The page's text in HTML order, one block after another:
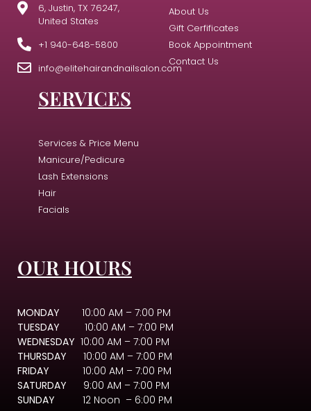
6, Justin, TX 76247,
United States
+1 940-648-5800
info@elitehairandnailsalon.com
About Us
Gift Cerfificates
Book Appointment
Contact Us
SERVICES
Services & Price Menu
Manicure/Pedicure
Lash Extensions
Hair
Facials
OUR HOURS
MONDAY 10:00 AM – 7:00 PM
TUESDAY
10:00 AM – 7:00 PM
WEDNESDAY 10:00 AM – 7:00 PM
THURSDAY 10:00 AM – 7:00 PM
FRIDAY 10:00 AM – 7:00 PM
SATURDAY 9:00 AM – 7:00 PM
SUNDAY 12 Noon – 6:00 PM